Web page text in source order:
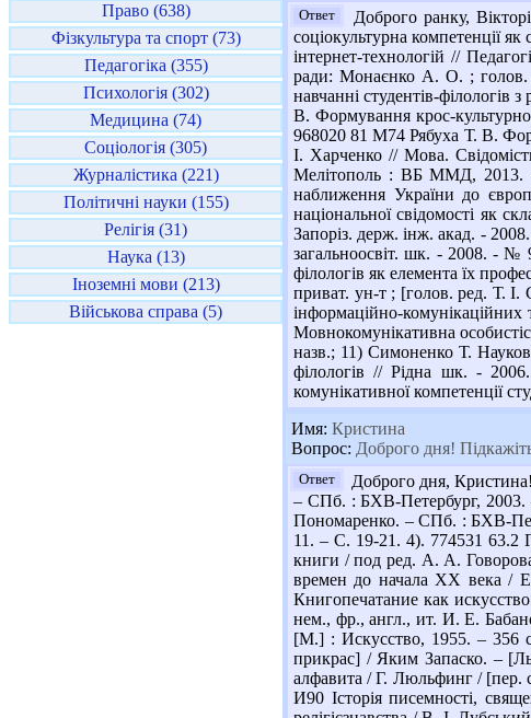
Право (638)
Фізкультура та спорт (73)
Педагогіка (355)
Психологія (302)
Медицина (74)
Соціологія (305)
Журналістика (221)
Політичні науки (155)
Релігія (31)
Наука (13)
Іноземні мови (213)
Військова справа (5)
Ответ
Доброго ранку,
соціокультурна компетенції
інтернет-технологій //
ради: Монаєнко А. О. ; голов.
навчанні студентів-
В. Формування крос-
968020 81 М74 Рябуха Т. В.
І. Харченко // Мова.
Мелітополь : ВБ ММД, 2013. -
наближення України до
національної свідомості як
Запоріз. держ. інж. акад. -
загальноосвіт. шк. - 2008. - №
філологів як елемента їх
приват. ун-т ; [голов. ред. Т.
інформаційно-
Мовнокомунікативна
назв.; 11) Симоненко Т.
філологів // Рідна шк. -
комунікативної компетенції
Имя: Кристина
Вопрос: Доброго дня!
Ответ
Доброго дня,
– СПб. : БХВ-Петербург,
Пономаренко. – СПб. : БХВ-
11. – С. 19-21. 4). 774531
книги / под ред. А. А.
времен до начала ХХ века /
Книгопечатание как
нем., фр., англ., ит. И. Е.
[М.] : Искусство, 1955. – 356
прикрас] / Яким Запаско. –
алфавита / Г. Люльфинг /
И90 Історія писемності,